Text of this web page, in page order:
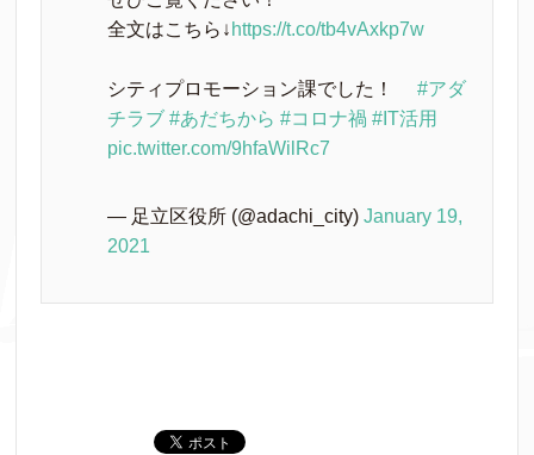
全文はこちら↓ https://t.co/tb4vAxkp7w
シティプロモーション課でした！#アダ
チラブ #あだちから #コロナ禍 #IT活用
pic.twitter.com/9hfaWilRc7
— 足立区役所 (@adachi_city)January 19,
2021